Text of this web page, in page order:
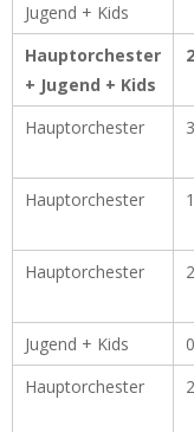
Jugend + Kids
Hauptorchester
+ Jugend + Kids
Hauptorchester
Hauptorchester
Hauptorchester
Jugend + Kids
Hauptorchester